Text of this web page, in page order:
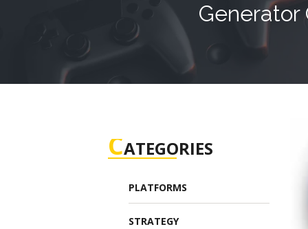
Generator
CATEGORIES
PLATFORMS
STRATEGY